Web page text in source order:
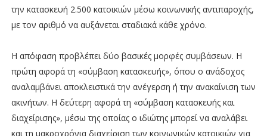
την κατασκευή 2.500 κατοικιών μέσω κοινωνικής αντιπαροχής,
με τον αριθμό να αυξάνεται σταδιακά κάθε χρόνο.
Η απόφαση προβλέπει δύο βασικές μορφές συμβάσεων. Η
πρώτη αφορά τη «σύμβαση κατασκευής», όπου ο ανάδοχος
αναλαμβάνει αποκλειστικά την ανέγερση ή την ανακαίνιση των
ακινήτων. Η δεύτερη αφορά τη «σύμβαση κατασκευής και
διαχείρισης», μέσω της οποίας ο ιδιώτης μπορεί να αναλάβει
και τη μακροχρόνια διαχείριση των κοινωνικών κατοικιών για